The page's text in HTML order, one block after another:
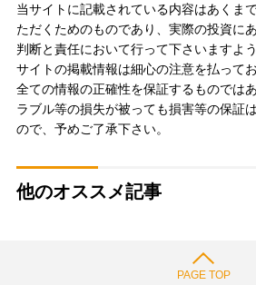
当サイトに記載されている内容はあくま
ただくためのものであり、実際の投資に
判断と責任において行って下さいますよ
サイトの掲載情報は細心の注意を払って
全ての情報の正確性を保証するものでは
ラブル等の損失が被っても損害等の保証
ので、予めご了承下さい。
他のオススメ記事
PAGE TOP